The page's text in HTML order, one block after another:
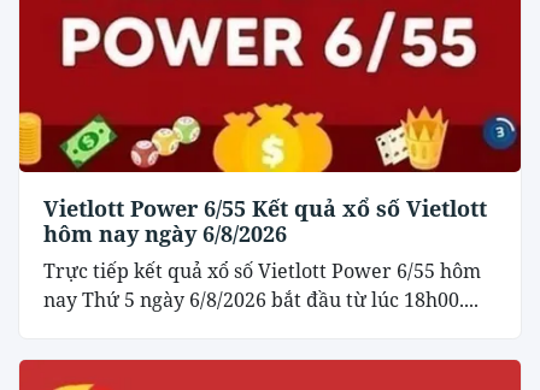
Vietlott Power 6/55 Kết quả xổ số Vietlott
hôm nay ngày 6/8/2026
Trực tiếp kết quả xổ số Vietlott Power 6/55 hôm
nay Thứ 5 ngày 6/8/2026 bắt đầu từ lúc 18h00....